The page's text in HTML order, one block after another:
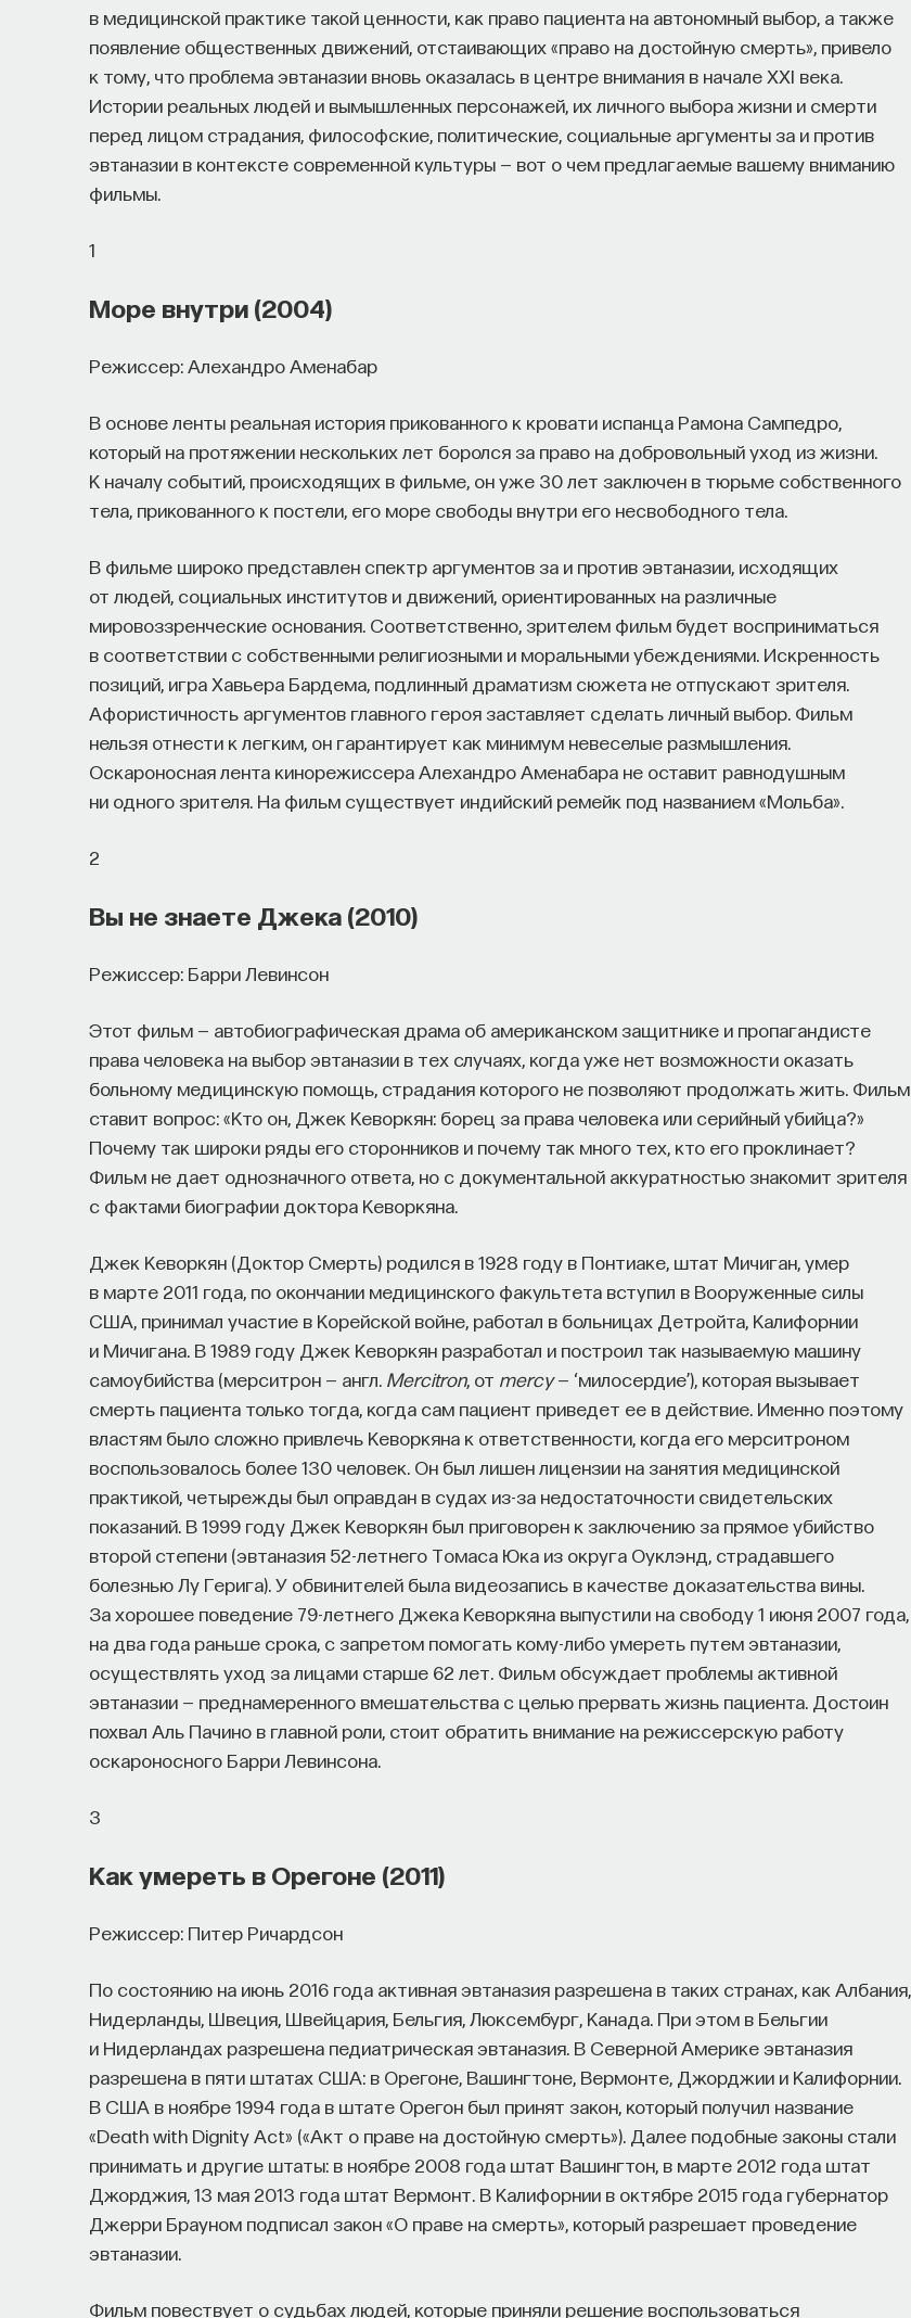
в медицинской практике такой ценности, как право пациента на автономный выбор, а также
появление общественных движений, отстаивающих «право на достойную смерть», привело
к тому, что проблема эвтаназии вновь оказалась в центре внимания в начале XXI века.
Истории реальных людей и вымышленных персонажей, их личного выбора жизни и смерти
перед лицом страдания, философские, политические, социальные аргументы за и против
эвтаназии в контексте современной культуры — вот о чем предлагаемые вашему вниманию
фильмы.
1
Море внутри (2004)
Режиссер: Алехандро Аменабар
В основе ленты реальная история прикованного к кровати испанца Рамона Сампедро,
который на протяжении нескольких лет боролся за право на добровольный уход из жизни.
К началу событий, происходящих в фильме, он уже 30 лет заключен в тюрьме собственного
тела, прикованного к постели, его море свободы внутри его несвободного тела.
В фильме широко представлен спектр аргументов за и против эвтаназии, исходящих
от людей, социальных институтов и движений, ориентированных на различные
мировоззренческие основания. Соответственно, зрителем фильм будет восприниматься
в соответствии с собственными религиозными и моральными убеждениями. Искренность
позиций, игра Хавьера Бардема, подлинный драматизм сюжета не отпускают зрителя.
Афористичность аргументов главного героя заставляет сделать личный выбор. Фильм
нельзя отнести к легким, он гарантирует как минимум невеселые размышления.
Оскароносная лента кинорежиссера Алехандро Аменабара не оставит равнодушным
ни одного зрителя. На фильм существует индийский ремейк под названием «Мольба».
2
Вы не знаете Джека (2010)
Режиссер: Барри Левинсон
Этот фильм — автобиографическая драма об американском защитнике и пропагандисте
права человека на выбор эвтаназии в тех случаях, когда уже нет возможности оказать
больному медицинскую помощь, страдания которого не позволяют продолжать жить. Фильм
ставит вопрос: «Кто он, Джек Кеворкян: борец за права человека или серийный убийца?»
Почему так широки ряды его сторонников и почему так много тех, кто его проклинает?
Фильм не дает однозначного ответа, но с документальной аккуратностью знакомит зрителя
с фактами биографии доктора Кеворкяна.
Джек Кеворкян (Доктор Смерть) родился в 1928 году в Понтиаке, штат Мичиган, умер
в марте 2011 года, по окончании медицинского факультета вступил в Вооруженные силы
США, принимал участие в Корейской войне, работал в больницах Детройта, Калифорнии
и Мичигана. В 1989 году Джек Кеворкян разработал и построил так называемую машину
самоубийства (мерситрон — англ. Mercitron, от mercy— ‘милосердие’), которая вызывает
смерть пациента только тогда, когда сам пациент приведет ее в действие. Именно поэтому
властям было сложно привлечь Кеворкяна к ответственности, когда его мерситроном
воспользовалось более 130 человек. Он был лишен лицензии на занятия медицинской
практикой, четырежды был оправдан в судах из-за недостаточности свидетельских
показаний. В 1999 году Джек Кеворкян был приговорен к заключению за прямое убийство
второй степени (эвтаназия 52-летнего Томаса Юка из округа Оуклэнд, страдавшего
болезнью Лу Герига). У обвинителей была видеозапись в качестве доказательства вины.
За хорошее поведение 79-летнего Джека Кеворкяна выпустили на свободу 1 июня 2007 года,
на два года раньше срока, с запретом помогать кому-либо умереть путем эвтаназии,
осуществлять уход за лицами старше 62 лет. Фильм обсуждает проблемы активной
эвтаназии — преднамеренного вмешательства с целью прервать жизнь пациента. Достоин
похвал Аль Пачино в главной роли, стоит обратить внимание на режиссерскую работу
оскароносного Барри Левинсона.
3
Как умереть в Орегоне (2011)
Режиссер: Питер Ричардсон
По состоянию на июнь 2016 года активная эвтаназия разрешена в таких странах, как Албания,
Нидерланды, Швеция, Швейцария, Бельгия, Люксембург, Канада. При этом в Бельгии
и Нидерландах разрешена педиатрическая эвтаназия. В Северной Америке эвтаназия
разрешена в пяти штатах США: в Орегоне, Вашингтоне, Вермонте, Джорджии и Калифорнии.
В США в ноябре 1994 года в штате Орегон был принят закон, который получил название
«Death with Dignity Act» («Акт о праве на достойную смерть»). Далее подобные законы стали
принимать и другие штаты: в ноябре 2008 года штат Вашингтон, в марте 2012 года штат
Джорджия, 13 мая 2013 года штат Вермонт. В Калифорнии в октябре 2015 года губернатор
Джерри Брауном подписал закон «О праве на смерть», который разрешает проведение
эвтаназии.
Фильм повествует о судьбах людей, которые приняли решение воспользоваться